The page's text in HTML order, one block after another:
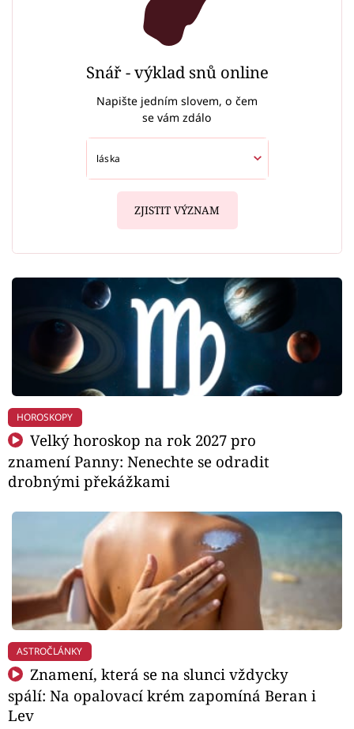
Snář - výklad snů online
Napište jedním slovem, o čem
se vám zdálo
ZJISTIT VÝZNAM
HOROSKOPY
Velký horoskop na rok 2027 pro
znamení Panny: Nenechte se odradit
drobnými překážkami
ASTROČLÁNKY
Znamení, která se na slunci vždycky
spálí: Na opalovací krém zapomíná Beran i
Lev